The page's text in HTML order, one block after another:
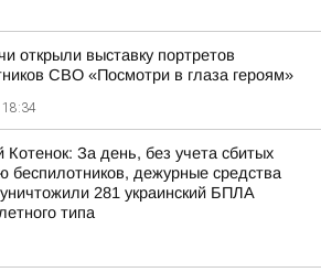
открыли выставку портретов
СВО «Посмотри в глаза героям»
18:34
За день, без учета сбитых
беспилотников, дежурные средства
281 украинский БПЛА
типа